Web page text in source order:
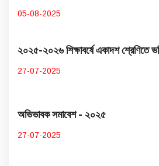
05-08-2025
২০২৫-২০২৬ শিক্ষাবর্ষে একাদশ শ্রেণিতে
27-07-2025
অভিভাবক সমাবেশ - ২০২৫
27-07-2025